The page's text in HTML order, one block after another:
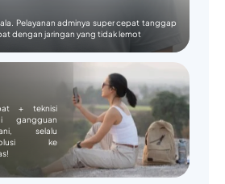
Pelayanan adminya super cepat tanggap
dengan jaringan yang tidak lemot
+ teknisi
gangguan
selalu
ke